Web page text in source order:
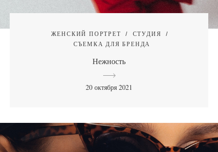
ЖЕНСКИЙ ПОРТРЕТ
СТУДИЯ
СЪЕМКА ДЛЯ БРЕНДА
Нежность
20 октября 2021